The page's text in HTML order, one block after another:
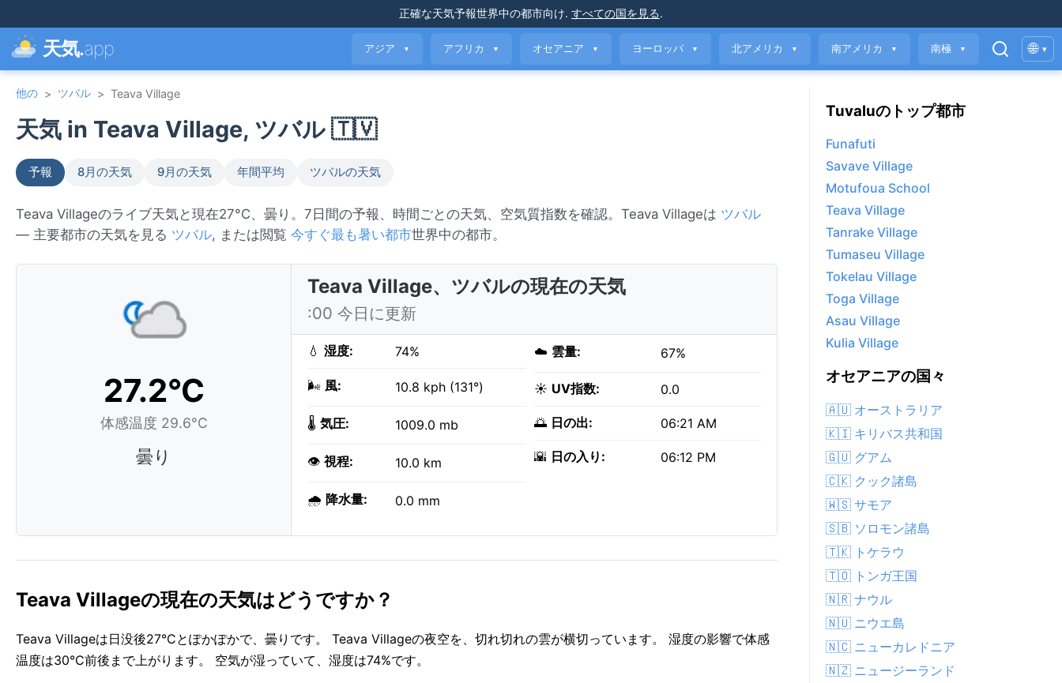
正確な天気予報世界中の都市向け. すべての国を見る.
天気.app アジア ▼ アフリカ ▼ オセアニア ▼ ヨーロッパ ▼ 北アメリカ ▼ 南アメリカ ▼ 南極 ▼ 🌐 ▾
他の > ツバル > Teava Village
天気 in Teava Village, ツバル 🇹🇻
予報 8月の天気 9月の天気 年間平均 ツバルの天気
Teava Villageのライブ天気と現在27°C、曇り。7日間の予報、時間ごとの天気、空気質指数を確認。Teava Villageは ツバル
— 主要都市の天気を見る ツバル, または閲覧 今すぐ最も暑い都市世界中の都市。
27.2°C
体感温度 29.6°C
曇り
Teava Village、ツバルの現在の天気
:00 今日に更新
💧 湿度: 74%
🌬️ 風: 10.8 kph (131°)
🌡️ 気圧: 1009.0 mb
👁️ 視程: 10.0 km
🌧️ 降水量: 0.0 mm
☁️ 雲量: 67%
☀️ UV指数: 0.0
🌅 日の出: 06:21 AM
🌇 日の入り: 06:12 PM
Teava Villageの現在の天気はどうですか？
Teava Villageは日没後27°Cとぽかぽかで、曇りです。 Teava Villageの夜空を、切れ切れの雲が横切っています。 湿度の影響で体感
温度は30°C前後まで上がります。 空気が湿っていて、湿度は74%です。
Tuvaluのトップ都市
Funafuti
Savave Village
Motufoua School
Teava Village
Tanrake Village
Tumaseu Village
Tokelau Village
Toga Village
Asau Village
Kulia Village
オセアニアの国々
🇦🇺 オーストラリア
🇰🇮 キリバス共和国
🇬🇺 グアム
🇨🇰 クック諸島
🇼🇸 サモア
🇸🇧 ソロモン諸島
🇹🇰 トケラウ
🇹🇴 トンガ王国
🇳🇷 ナウル
🇳🇺 ニウエ島
🇳🇨 ニューカレドニア
🇳🇿 ニュージーランド